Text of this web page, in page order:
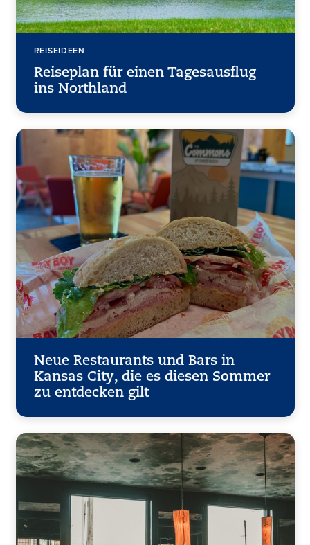
REISEIDEEN
Reiseplan für einen Tagesausflug
ins Northland
Neue Restaurants und Bars in
Kansas City, die es diesen Sommer
zu entdecken gilt